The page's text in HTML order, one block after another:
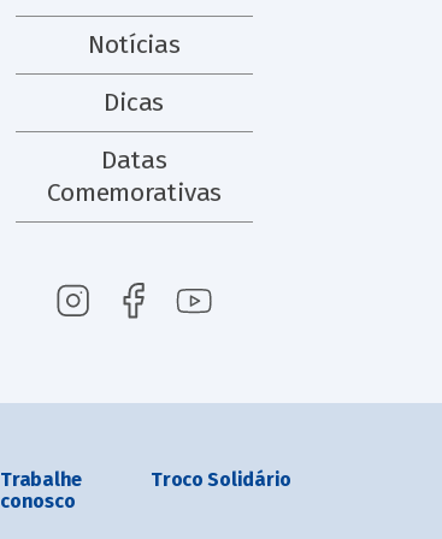
Notícias
Dicas
Datas
Comemorativas
Trabalhe
conosco
Troco Solidário